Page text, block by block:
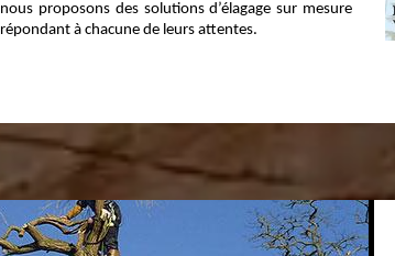
nous proposons des solutions d’élagage sur mesure
répondant à chacune de leurs attentes.